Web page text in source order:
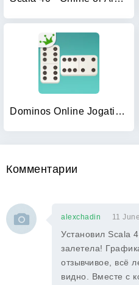
Dominos Online Jogatina: Game
Комментарии
alexchadin 11
Установил Scala
залетела!
отзывчивое, всё
видно. Вместе с